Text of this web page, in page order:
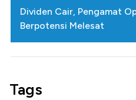
Dividen Cair, Pengamat
Berpotensi Melesat
Tags